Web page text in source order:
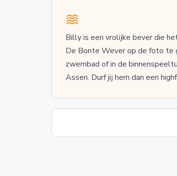
Billy is een vrolijke bever die
De Bonte Wever op de foto te
zwembad of in de
Assen. Durf jij hem dan een